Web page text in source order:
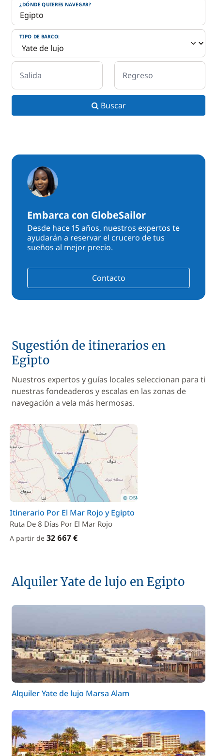
¿DÓNDE QUIERES NAVEGAR?
TIPO DE BARCO:
Salida Regreso
Buscar
Embarca con GlobeSailor
Desde hace 15 años, nuestros expertos te
ayudarán a reservar el crucero de tus
sueños al mejor precio.
Contacto
Sugestión de itinerarios en
Egipto
Nuestros expertos y guías locales seleccionan para ti
nuestras fondeaderos y escalas en las zonas de
navegación a vela más hermosas.
Itinerario Por El Mar Rojo y Egipto
Ruta De 8 Días Por El Mar Rojo
A partir de 32 667 €
Alquiler Yate de lujo en Egipto
Alquiler Yate de lujo Marsa Alam